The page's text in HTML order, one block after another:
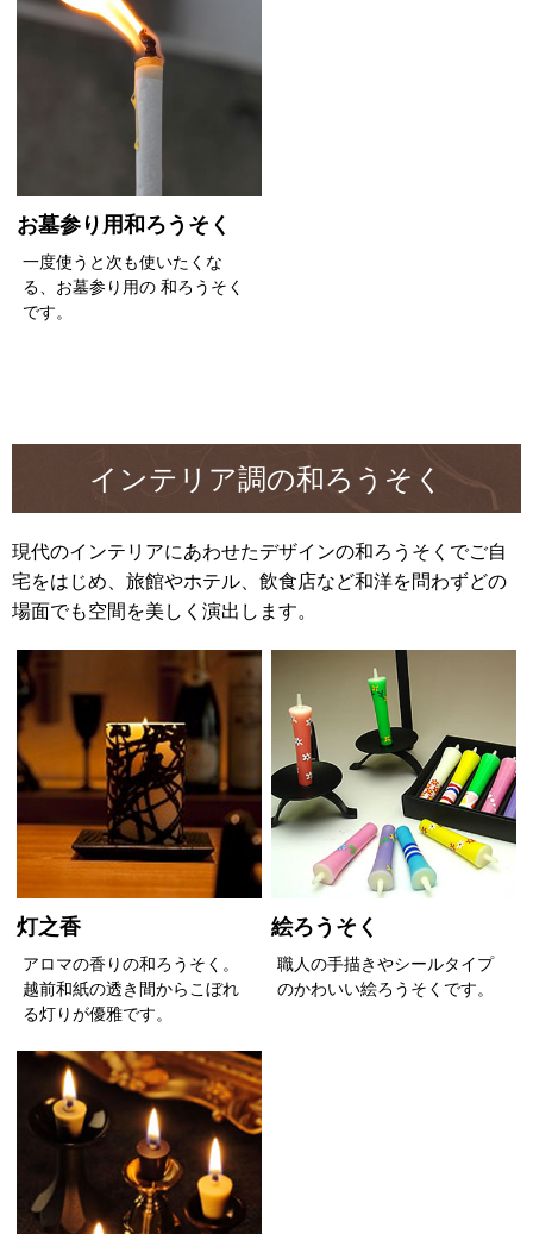
お墓参り用和ろうそく
一度使うと次も使いたくな
る、お墓参り用の 和ろうそく
です。
インテリア調の和ろうそく
現代のインテリアにあわせたデザインの和ろうそくでご自
宅をはじめ、旅館やホテル、飲食店など和洋を問わずどの
場面でも空間を美しく演出します。
灯之香
アロマの香りの和ろうそく。
越前和紙の透き間からこぼれ
る灯りが優雅です。
絵ろうそく
職人の手描きやシールタイプ
のかわいい絵ろうそくです。